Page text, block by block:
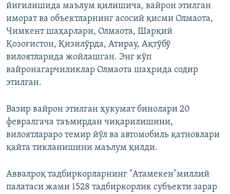
йиғилишида маълум қилишича, вайрон этилган
иморат ва объектларнинг асосий қисми Олмаота,
Чимкент шаҳарлари, Олмаота, Шарқий
Қозоғистон, Қизилўрда, Атирау, Ақтўбў
вилоятларида жойлашган. Энг кўп
вайронагарчиликлар Олмаота шаҳрида содир
этилган.
Вазир вайрон этилган ҳукумат бинолари 20
февралгача таъмирдан чиқарилишини,
вилоятлараро темир йўл ва автомобиль қатновлари
қайта тикланишини маълум қилди.
Аввалроқ тадбиркорларнинг "Атамекен"миллий
палатаси жами 1528 тадбиркорлик субъекти зарар